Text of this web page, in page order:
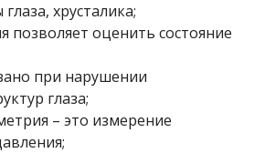
хрусталика;
позволяет оценить состояние
при нарушении
глаза;
– это измерение